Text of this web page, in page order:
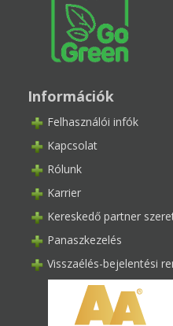
Információk
Felhasználói infók
Kapcsolat
Rólunk
Karrier
Kereskedő partner
Panaszkezelés
Visszaélés-bejelentési